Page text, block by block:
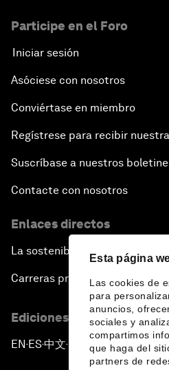
Esta página
Las cookies de
para
anuncios,
sociales y
compartimos
que haga del
partners de
Participe en el Foro
Iniciar sesión
Asóciese con nosotros
Conviértase en miembro
Regístrese para recibir
Suscríbase a nuestros
Contacte con nosotros
Enlaces directos
La sostenibilidad en el Foro
Carreras profesionales
Ediciones en otros idiomas
EN ▪ES▪中文▪ 日本語